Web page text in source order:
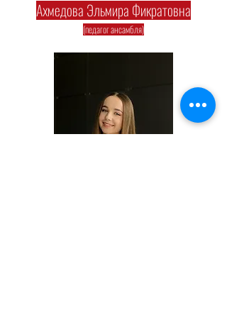
Ахмедова Эльмира Фикратовна
(педагог ансамбля)